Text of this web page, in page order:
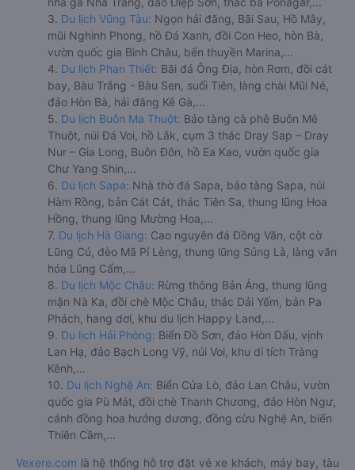
3. Du lịch Vũng Tàu: Ngọn hải đăng, Bãi Sau, Hồ Mây,
mũi Nghinh Phong, hồ Đá Xanh, đồi Con Heo, hòn Bà,
vườn quốc gia Bình Châu, bến thuyền Marina,...
4. Du lịch Phan Thiết: Bãi đá Ông Địa, hòn Rơm, đồi cát
bay, Bàu Trắng - Bàu Sen, suối Tiên, làng chài Mũi Né,
đảo Hòn Bà, hải đăng Kê Gà,...
5. Du lịch Buôn Ma Thuột: Bảo tàng cà phê Buôn Mê
Thuột, núi Đá Voi, hồ Lắk, cụm 3 thác Dray Sap – Dray
Nur – Gia Long, Buôn Đôn, hồ Ea Kao, vườn quốc gia
Chư Yang Shin,...
6. Du lịch Sapa: Nhà thờ đá Sapa, bảo tàng Sapa, núi
Hàm Rồng, bản Cát Cát, thác Tiên Sa, thung lũng Hoa
Hồng, thung lũng Mường Hoa,...
7. Du lịch Hà Giang: Cao nguyên đá Đồng Văn, cột cờ
Lũng Cú, đèo Mã Pí Lèng, thung lũng Sủng Là, làng văn
hóa Lũng Cẩm,...
8. Du lịch Mộc Châu: Rừng thông Bản Áng, thung lũng
mận Nà Ka, đồi chè Mộc Châu, thác Dải Yếm, bản Pa
Phách, hang dơi, khu du lịch Happy Land,...
9. Du lịch Hải Phòng: Biển Đồ Sơn, đảo Hòn Dấu, vịnh
Lan Hạ, đảo Bạch Long Vỹ, núi Voi, khu di tích Tràng
Kênh,...
10. Du lịch Nghệ An: Biển Cửa Lò, đảo Lan Châu, vườn
quốc gia Pù Mát, đồi chè Thanh Chương, đảo Hòn Ngư,
cánh đồng hoa hướng dương, đồng cừu Nghệ An, biển
Thiên Cầm,...
Vexere.com là hệ thống hỗ trợ đặt vé xe khách, máy bay, tàu